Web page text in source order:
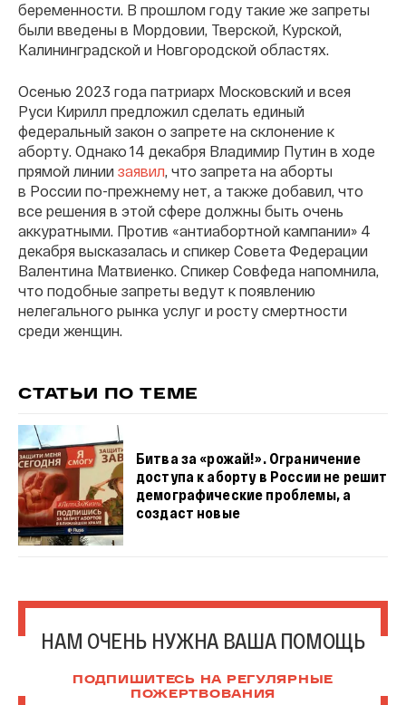
беременности. В прошлом году такие же запреты
были введены в Мордовии, Тверской, Курской,
Калининградской и Новгородской областях.
Осенью 2023 года патриарх Московский и всея
Руси Кирилл предложил сделать единый
федеральный закон о запрете на склонение к
аборту. Однако 14 декабря Владимир Путин в ходе
прямой линии заявил, что запрета на аборты
в России по-прежнему нет, а также добавил, что
все решения в этой сфере должны быть очень
аккуратными. Против «антиабортной кампании» 4
декабря высказалась и спикер Совета Федерации
Валентина Матвиенко. Спикер Совфеда напомнила,
что подобные запреты ведут к появлению
нелегального рынка услуг и росту смертности
среди женщин.
СТАТЬИ ПО ТЕМЕ
Битва за «рожай!». Ограничение
доступа к аборту в России не решит
демографические проблемы, а
создаст новые
НАМ ОЧЕНЬ НУЖНА ВАША ПОМОЩЬ
ПОДПИШИТЕСЬ НА РЕГУЛЯРНЫЕ
ПОЖЕРТВОВАНИЯ